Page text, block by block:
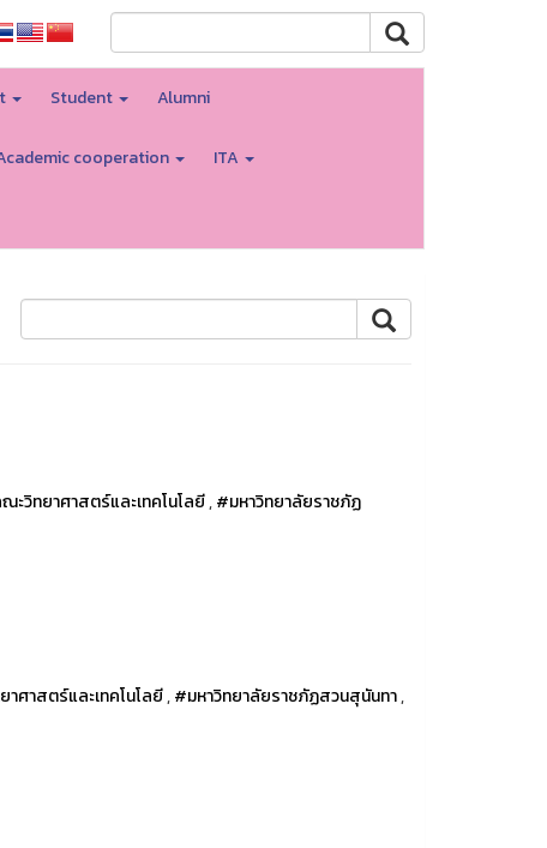
Student Alumni
cooperation ITA
ะวิทยาศาสตร์และเทคโนโลยี,#มหาวิทยาลัยราชภัฏ
ศาสตร์และเทคโนโลยี,#มหาวิทยาลัยราชภัฏสวนสุนันทา,